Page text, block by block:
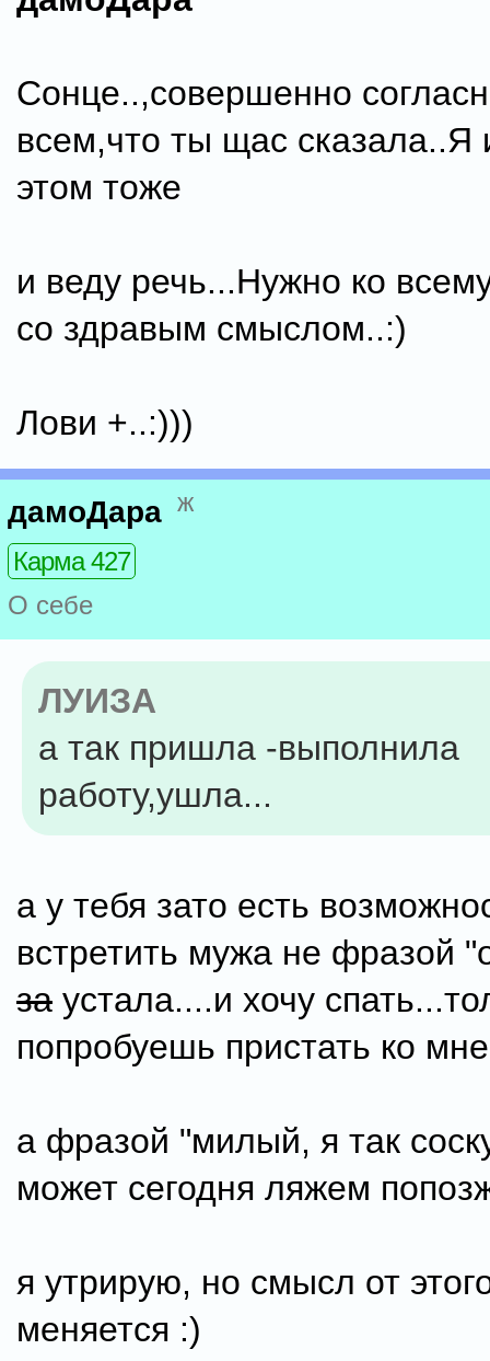
Сонце..,совершенно
всем,что ты щас сказала..Я
этом тоже
и веду речь...Нужно ко
со здравым смыслом..:)
Лови +..:)))
дамоДара ж
Карма 427
О себе
ЛУИЗА
а так пришла -выполнила
работу,ушла...
а у тебя зато есть
встретить мужа не фразой
за устала....и хочу
попробуешь пристать ко
а фразой "милый, я так
может сегодня ляжем
я утрирую, но смысл от
меняется :)